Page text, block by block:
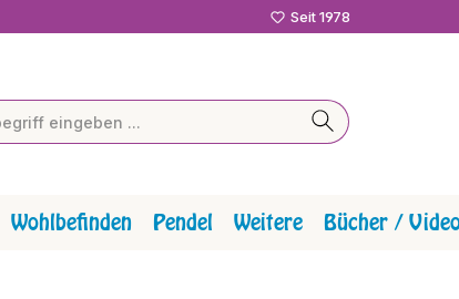
Seit 1978
Wohlbefinden Pendel Weitere Bücher /